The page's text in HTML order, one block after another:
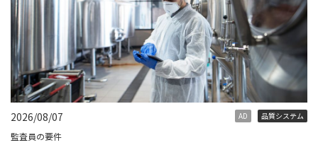
2026/08/07 AD 品質システム
監査員の要件